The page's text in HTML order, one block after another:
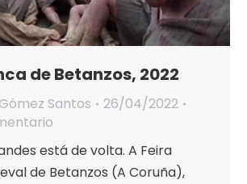
de Betanzos, 2022
Santos
26/04/2022
está de volta. A Feira
de Betanzos (A Coruña),